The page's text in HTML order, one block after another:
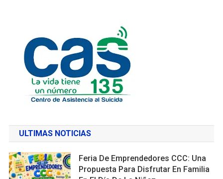
ULTIMAS NOTICIAS
Feria De Emprendedores CCC: Una
Propuesta Para Disfrutar En Familia